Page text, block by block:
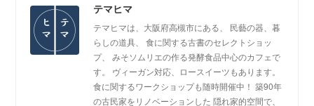
テマヒマ
テマヒマは、大阪府高槻市にある、 民藝の器、暮
らしの道具、 食に関する古書のセレクトショッ
プ、 みそソムリエの作る発酵食品中心のカフェで
す。 ヴィーガン対応、ロースイーツもあります。
食に関するワークショップも随時開催中！ 築90年
の古民家をリノベーションした 隠れ家的空間で、